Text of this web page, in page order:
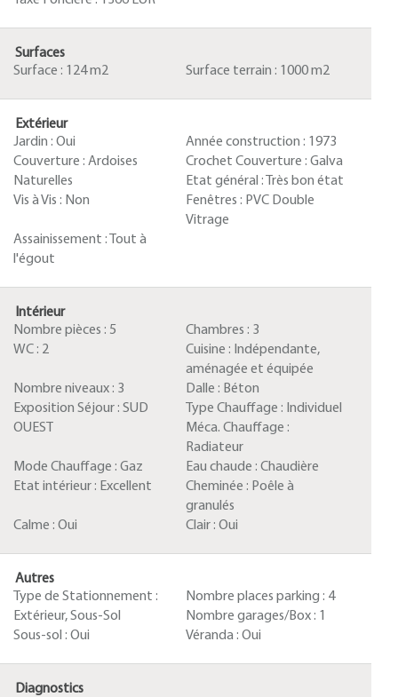
Surfaces
Surface : 124 m2 Surface terrain : 1000 m2
Extérieur
Jardin : Oui Année construction : 1973
Couverture : Ardoises
Naturelles
Crochet Couverture : Galva
Etat général :
Très bon état
Vis à Vis : Non Fenêtres : PVC Double
Vitrage
Assainissement :
Tout à
l'égout
Intérieur
Nombre pièces : 5 Chambres : 3
WC : 2 Cuisine : Indépendante,
aménagée et équipée
Nombre niveaux : 3 Dalle : Béton
Exposition Séjour : SUD
OUEST
Type Chauffage : Individuel
Méca. Chauffage :
Radiateur
Mode Chauffage : Gaz Eau chaude : Chaudière
Etat intérieur : Excellent Cheminée : Poêle à
granulés
Calme : Oui Clair : Oui
Autres
Type de Stationnement :
Extérieur, Sous-Sol
Nombre places parking : 4
Nombre garages/Box : 1
Sous-sol : Oui Véranda : Oui
Diagnostics